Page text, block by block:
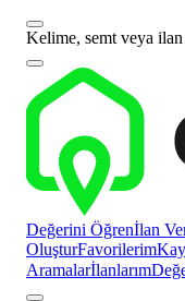
Kelime, semt veya
Değerini Öğrenİlan
OluşturFavorilerim
Aramalarİlanlarım